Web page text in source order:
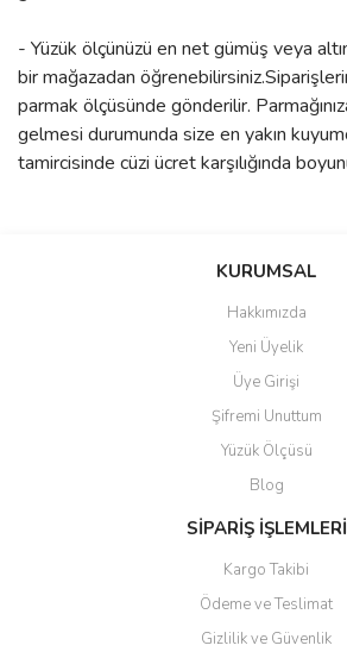
- Yüzük ölçünüzü en net gümüş veya
bir mağazadan
parmak ölçüsünde gönderilir.
gelmesi durumunda size en yakın
tamircisinde cüzi ücret karşılığında
Bu ürüne ilk yorumu siz
Yorum Yaz
Ürün resmi kalitesiz, bozuk veya
Ürün açıklamasında eksik bilgiler
Ürün bilgilerinde hatalar bulunuyor.
Ürün fiyatı diğer sitelerden daha pahalı.
Bu ürüne benzer farklı alternatifler olmalı.
Gönder
KURUMSAL
Hakkımızda
Yeni Üyelik
Üye Girişi
Şifremi Unuttum
Yüzük Ölçüsü
Blog
SİPARİŞ İŞLEMLERİ
Kargo Takibi
Ödeme ve Teslimat
Gizlilik ve Güvenlik